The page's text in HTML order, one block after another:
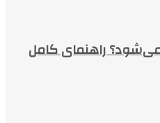
۲ درمان می‌شود؟ راهنمای کامل